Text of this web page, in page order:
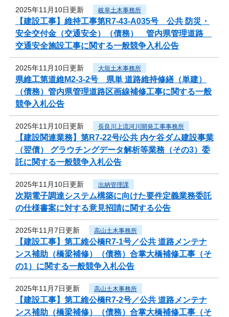
2025年11月10日更新 岐阜土木事務所
【建設工事】維持工事第R7-43-A035号 公共 防災・
安全交付金（交通安全）（債務） 管内県管理道路
交通安全施設工事に関する一般競争入札公告
2025年11月10日更新 大垣土木事務所
県維工第道維M2-3-2号 県単 道路維持修繕（単建）
（債務）管内県管理道路区画線補修工事に関する一般
競争入札公告
2025年11月10日更新 長良川上流河川開発工事事務所
【建設関連業務】第R7-22号/公共 内ケ谷ダム建設事業
（翌債） グラウチングデータ解析等業務（その3）委
託に関する一般競争入札公告
2025年11月10日更新 出納管理課
次期電子調達システム構築に向けた要件定義業務委託
の仕様書案に対する意見招請に関する公告
2025年11月7日更新 高山土木事務所
【建設工事】第工維公橋R7-1号／公共 道路メンテナ
ンス補助（橋梁補修）（債務）合掌大橋補修工事（そ
の1）に関する一般競争入札公告
2025年11月7日更新 高山土木事務所
【建設工事】第工維公橋R7-2号／公共 道路メンテナ
ンス補助（橋梁補修）（債務）合掌大橋補修工事（そ